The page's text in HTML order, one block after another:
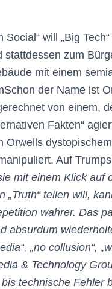
Social“ will „Big
stattdessen zum
mit einem
der Name ist
von einem,
Fakten“
Orwells
Auf
mit einem Klick auf
teilen will,
wahrer. Das
absurdum
„no collusion“,
& Technology
technische Fehler